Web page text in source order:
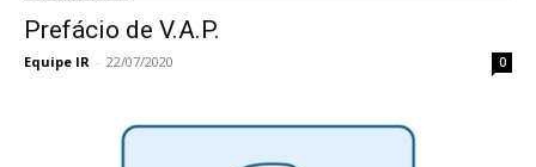
Prefácio de V.A.P.
Equipe IR - 22/07/2020 0